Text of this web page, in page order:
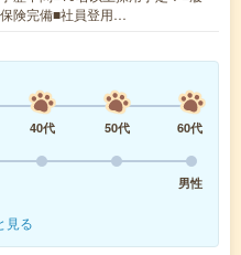
険完備■社員登用…
40代 50代
60代
男性
見る